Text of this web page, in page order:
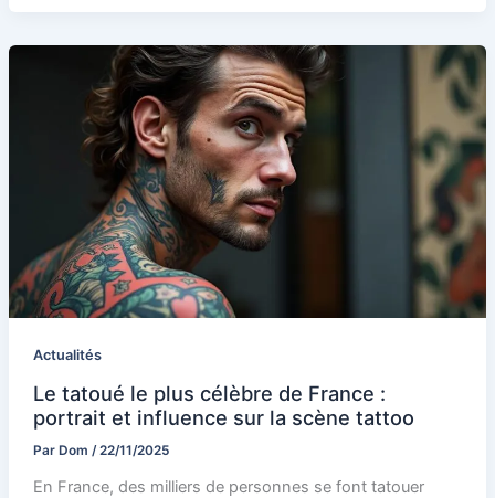
Actualités
Le tatoué le plus célèbre de France :
portrait et influence sur la scène tattoo
Par Dom /22/11/2025
En France, des milliers de personnes se font tatouer